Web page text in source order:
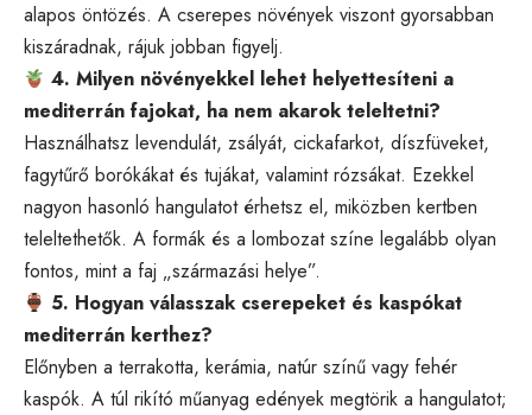
alapos öntözés. A cserepes növények viszont gyorsabban
kiszáradnak, rájuk jobban figyelj.
4. Milyen növényekkel lehet helyettesíteni a
mediterrán fajokat, ha nem akarok teleltetni?
Használhatsz levendulát, zsályát, cickafarkot, díszfüveket,
fagytűrő borókákat és tujákat, valamint rózsákat. Ezekkel
nagyon hasonló hangulatot érhetsz el, miközben kertben
teleltethetők. A formák és a lombozat színe legalább olyan
fontos, mint a faj „származási helye”.
5. Hogyan válasszak cserepeket és kaspókat
mediterrán kerthez?
Előnyben a terrakotta, kerámia, natúr színű vagy fehér
kaspók. A túl rikító műanyag edények megtörik a hangulatot;